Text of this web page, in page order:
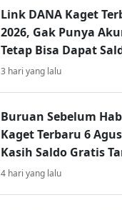
Link DANA Kaget
2026, Gak Punya
Tetap Bisa Dapat
3 hari yang lalu
Buruan Sebelum
Kaget Terbaru 6
Kasih Saldo Gratis
4 hari yang lalu